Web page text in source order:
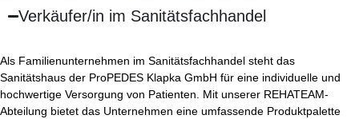
Verkäufer/in im Sanitätsfachhandel
Als Familienunternehmen im Sanitätsfachhandel steht das
Sanitätshaus der ProPEDES Klapka GmbH für eine individuelle und
hochwertige Versorgung von Patienten. Mit unserer REHATEAM-
Abteilung bietet das Unternehmen eine umfassende Produktpalette